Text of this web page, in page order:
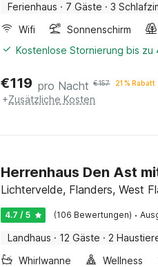
Ferienhaus · 7 Gäste · 3
Wifi
Sonnenschirm
Kostenlose Stornierung bis
€119 pro Nacht €157 21 % Rabatt
+Zusätzliche Kosten
Herrenhaus Den Ast
Lichtervelde, Flanders, West
4.7 / 5 (106 Bewertungen) ·
Landhaus · 12 Gäste · 2
Whirlwanne
Wellness